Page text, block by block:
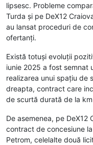
lipsesc. Probleme
Turda și pe DeX12
au lansat proceduri de
ofertanți.
Există totuși evoluții
iunie 2025 a fost semnat
realizarea unui spațiu de
dreapta, contract care
de scurtă durată de la
De asemenea, pe DeX12
contract de concesiune
Petrom, celelalte două